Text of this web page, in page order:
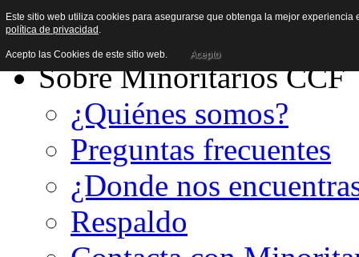
Sobre Minoritarios CCF
¿Quiénes somos?
Preguntas frecuentes
¿Donde nos
Respaldo
Este sitio web utiliza cookies para asegurarse que obtenga la mejor
política de privacidad .
Acepto las Cookies de este sitio web. Acepto